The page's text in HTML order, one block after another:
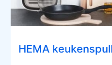
HEMA